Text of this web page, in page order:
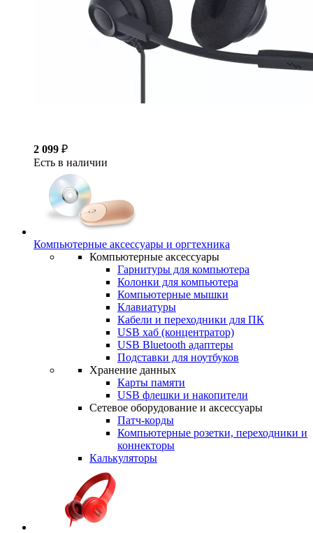
2 099 ₽
Есть в наличии
Компьютерные аксессуары и оргтехника
Компьютерные аксессуары
Гарнитуры для компьютера
Колонки для компьютера
Компьютерные мышки
Клавиатуры
Кабели и переходники для ПК
USB хаб (концентратор)
USB Bluetooth адаптеры
Подставки для ноутбуков
Хранение данных
Карты памяти
USB флешки и накопители
Сетевое оборудование и аксессуары
Патч-корды
Компьютерные розетки, переходники и
коннекторы
Калькуляторы